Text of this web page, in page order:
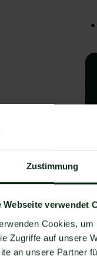
Zustimmung
Webseite verwendet
Cookies,
Zugriffe auf unsere
an unsere Partner